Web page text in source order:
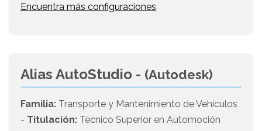
Encuentra más configuraciones
Alias AutoStudio - (Autodesk)
Familia: Transporte y Mantenimiento de Vehículos
- Titulación: Técnico Superior en Automoción